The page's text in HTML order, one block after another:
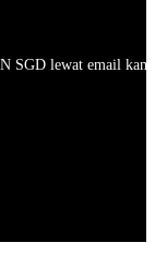
SGD lewat email